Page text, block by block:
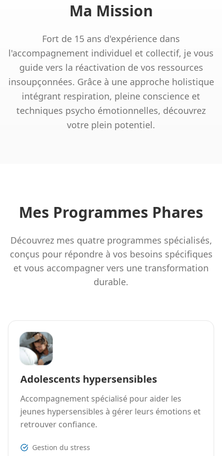
Ma Mission
Fort de 15 ans d'expérience dans
l'accompagnement individuel et collectif, je vous
guide vers la réactivation de vos ressources
insoupçonnées. Grâce à une approche holistique
intégrant respiration, pleine conscience et
techniques psycho émotionnelles, découvrez
votre plein potentiel.
Mes Programmes Phares
Découvrez mes quatre programmes spécialisés,
conçus pour répondre à vos besoins spécifiques
et vous accompagner vers une transformation
durable.
Adolescents hypersensibles
Accompagnement spécialisé pour aider les
jeunes hypersensibles à gérer leurs émotions et
retrouver confiance.
Gestion du stress